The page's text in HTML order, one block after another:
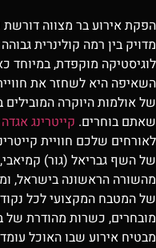
הפקת אירוע בר מצווה דורשת
מדויק בין רמה קולינרית גבוהה
לוגיסטיקה מוקפדת, במיוחד
השאיפה היא לשחזר את
של אולמות היוקרה המובילים
שאתם בוחרים. קייטרינג
לאורחים שלכם חוויית
של השף גבריאל (גור)
מהשורה הראשונה בישראל,
של המטבח המקצועי לכל
מובחרים, כשרות מהודרת
מבטיח אירוע שבו האוכל